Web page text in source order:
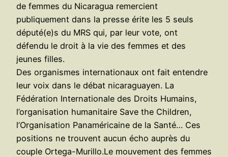
de femmes du Nicaragua remercient
publiquement dans la presse érite les 5 seuls
député(e)s du MRS qui, par leur vote, ont
défendu le droit à la vie des femmes et des
jeunes filles.
Des organismes internationaux ont fait entendre
leur voix dans le débat nicaraguayen. La
Fédération Internationale des Droits Humains,
l’organisation humanitaire Save the Children,
l’Organisation Panaméricaine de la Santé… Ces
positions ne trouvent aucun écho auprès du
couple Ortega-Murillo.Le mouvement des femmes